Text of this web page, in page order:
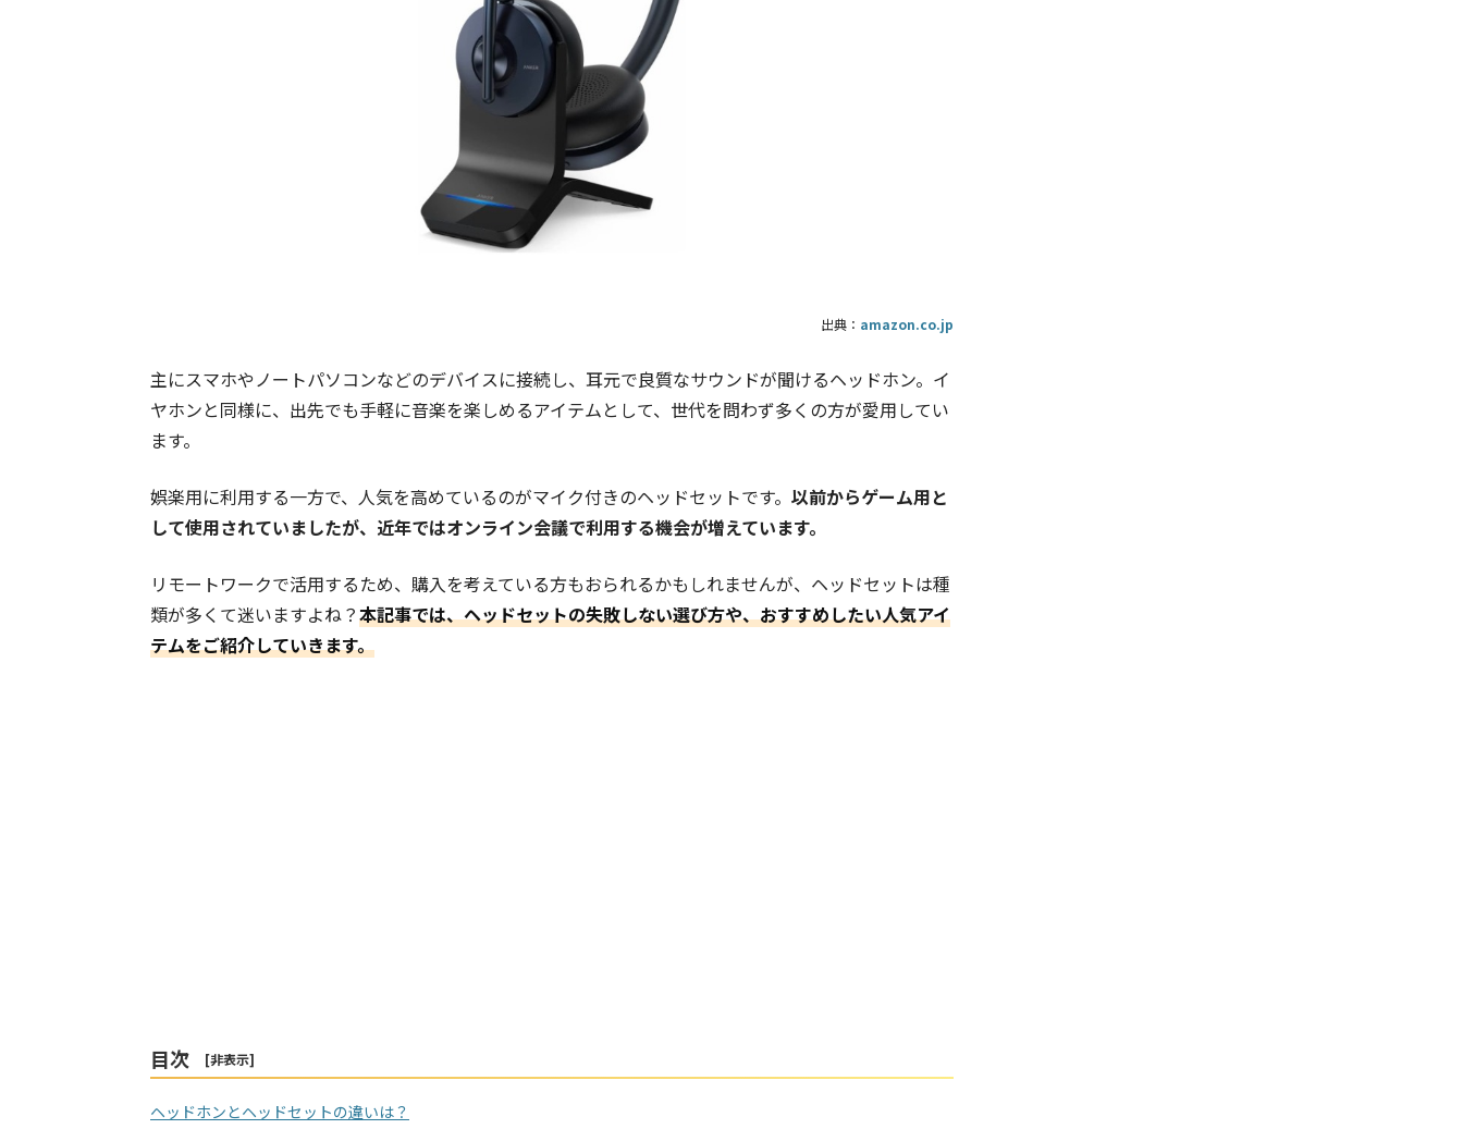
出典： amazon.co.jp
主にスマホやノートパソコンなどのデバイスに接続し、耳元で良質なサウンドが聞けるヘッドホン。イ
ヤホンと同様に、出先でも手軽に音楽を楽しめるアイテムとして、世代を問わず多くの方が愛用してい
ます。
娯楽用に利用する一方で、人気を高めているのがマイク付きのヘッドセットです。 以前からゲーム用と
して使用されていましたが、近年ではオンライン会議で利用する機会が増えています。
リモートワークで活用するため、購入を考えている方もおられるかもしれませんが、ヘッドセットは種
類が多くて迷いますよね？本記事では、ヘッドセットの失敗しない選び方や、おすすめしたい人気アイ
テムをご紹介していきます。
目次 [非表示]
ヘッドホンとヘッドセットの違いは？